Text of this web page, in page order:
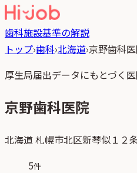
歯科施設基準の解説
トップ›歯科›北海道›京野歯科
厚生局届出データにもとづく
京野歯科医院
北海道札幌市北区新琴似１２
5件